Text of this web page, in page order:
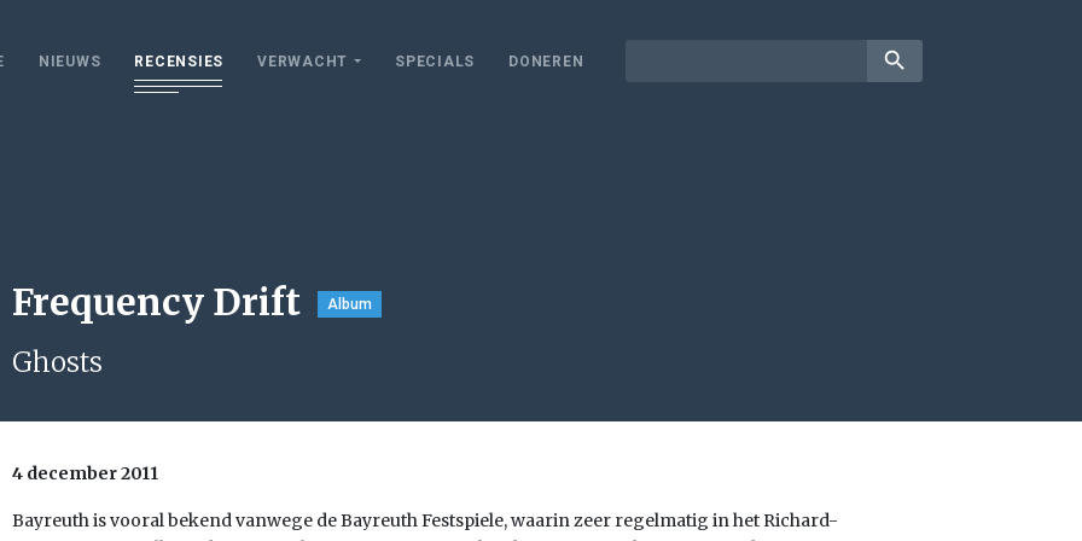
NIEUWS RECENSIES VERWACHT SPECIALS DONEREN search
Frequency Drift Album
Ghosts
4 december 2011
Bayreuth is vooral bekend vanwege de Bayreuth Festspiele, waarin zeer regelmatig in het Richard-